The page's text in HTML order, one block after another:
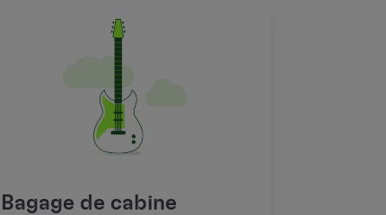
Bagage de cabine